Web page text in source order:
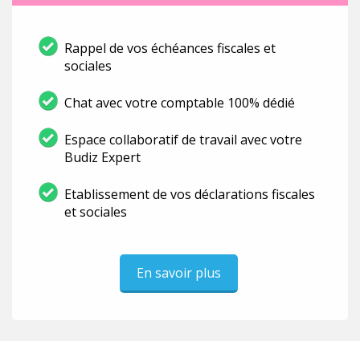
Rappel de vos échéances fiscales et
sociales
Chat avec votre comptable 100% dédié
Espace collaboratif de travail avec votre
Budiz Expert
Etablissement de vos déclarations fiscales
et sociales
En savoir plus